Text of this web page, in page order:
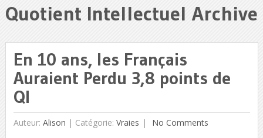
Quotient Intellectuel Archive
En 10 ans, les Français
Auraient Perdu 3,8 points de
QI
Auteur: Alison | Catégorie: Vraies No Comments